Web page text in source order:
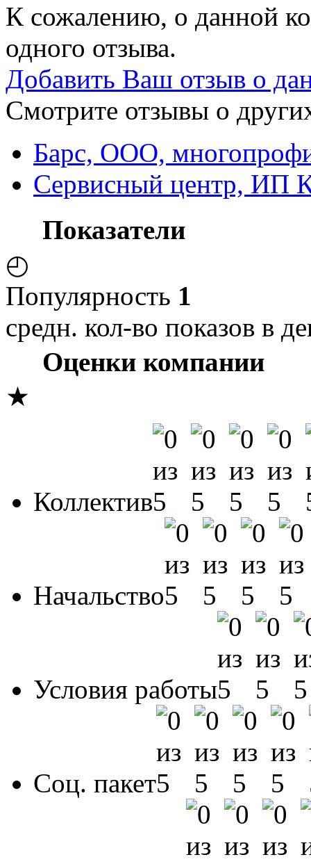
К сожалению, о данной
одного отзыва.
Добавить Ваш отзыв о
Смотрите отзывы о
Барс, ООО,
Сервисный центр, ИП
Показатели
◴
Популярность 1
средн. кол-во показов в
Оценки компании
★
Коллектив
Начальство
Условия работы
Соц. пакет